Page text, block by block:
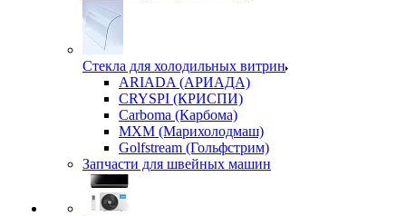
Стекла для холодильных витрин
ARIADA (АРИАДА)
CRYSPI (КРИСПИ)
Carboma (Карбома)
MXM (Марихолодмаш)
Golfstream (Гольфстрим)
Запчасти для швейных машин